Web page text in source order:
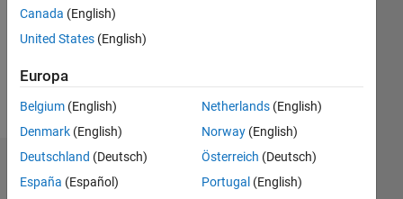
Following:
Follow
Canada (English)
United States (English)
Europa
Belgium (English)
Denmark (English)
Deutschland (Deutsch)
España (Español)
Netherlands(English)
Norway(English)
Österreich (Deutsch)
Portugal (English)